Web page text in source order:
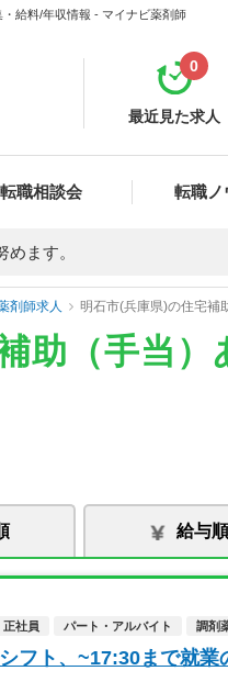
給料/年収情報 - マイナビ薬剤師
最近見た求人
0
転職相談会 転職ノ
ます。
剤師求人 明石市(兵庫県)の住宅補
助（手当
給与順
正社員 パート・アルバイト 調剤
フト、~17:30まで就業